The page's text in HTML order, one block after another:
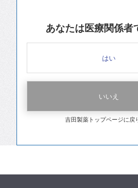
あなたは医療関係者
はい
いいえ
吉田製薬トップページに戻